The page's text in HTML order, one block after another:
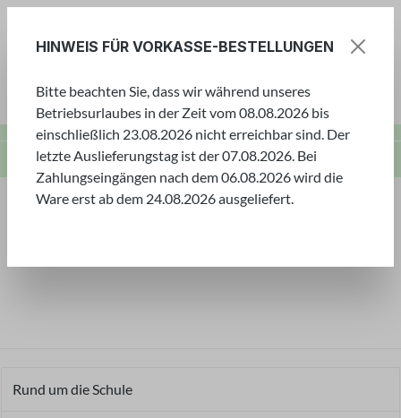
Spiele & Geschenkewelt Partyspaß
Spiel & Geschenkewelt
Entdecken Sie unser breites Sortiment für Innen &
Rund um die Schule
HINWEIS FÜR VORKASSE-BESTELLUNGEN
Bitte beachten Sie, dass wir während unseres
Betriebsurlaubes in der Zeit vom 08.08.2026 bis
einschließlich 23.08.2026 nicht erreichbar sind. Der
letzte Auslieferungstag ist der 07.08.2026. Bei
Zahlungseingängen nach dem 06.08.2026 wird die
Ware erst ab dem 24.08.2026 ausgeliefert.